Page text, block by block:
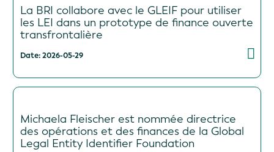
La BRI collabore avec le GLEIF pour utiliser
les LEI dans un prototype de finance ouverte
transfrontalière
Date: 2026-05-29
Michaela Fleischer est nommée directrice
des opérations et des finances de la Global
Legal Entity Identifier Foundation